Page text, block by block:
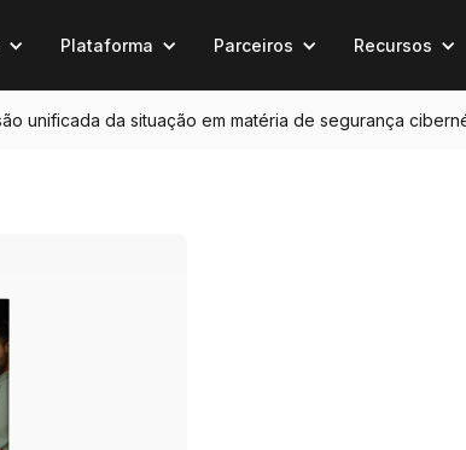
Plataforma Parceiros Recursos
unificada da situação em matéria de segurança